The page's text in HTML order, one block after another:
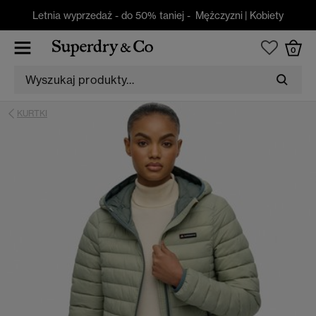
Letnia wyprzedaż - do 50% taniej - Mężczyzni | Kobiety
0
KURTKI